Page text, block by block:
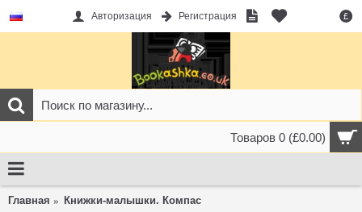
£
Авторизация Регистрация
Товаров 0 (£0.00)
Главная Книжки-малышки. Компас